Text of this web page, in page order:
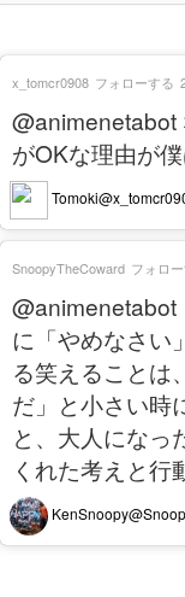
@animenetabot
がOKな理由が僕
x_tomcr0908 フォローする
@animenetabot
に「やめなさい
る笑えることは
だ」と小さい時
と、大人になっ
くれた考えと行
SnoopyTheCoward フォロ